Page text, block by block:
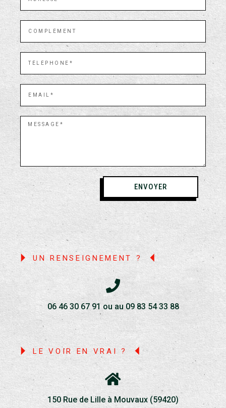
ENVOYER
UN RENSEIGNEMENT ?
06 46 30 67 91 ou au 09 83 54 33 88
LE VOIR EN VRAI ?
150 Rue de Lille à Mouvaux (59420)